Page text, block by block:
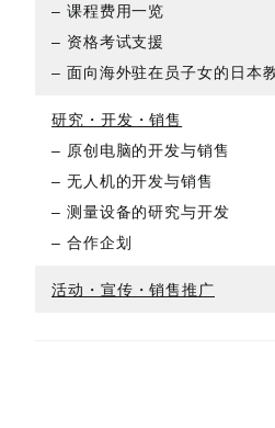
– 课程费用一览
– 资格考试支援
– 面向海外驻在员子女的日本
研究・开发・销售
– 原创电脑的开发与销售
– 无人机的开发与销售
– 测量设备的研究与开发
– 合作企划
活动・宣传・销售推广